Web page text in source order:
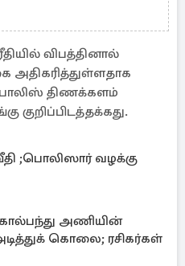
விபத்தினால்
திணக்களம்
குறிப்பிடத்தக்கது.
;பொலிஸார் வழக்கு
அணியின்
கொலை; ரசிகர்கள்